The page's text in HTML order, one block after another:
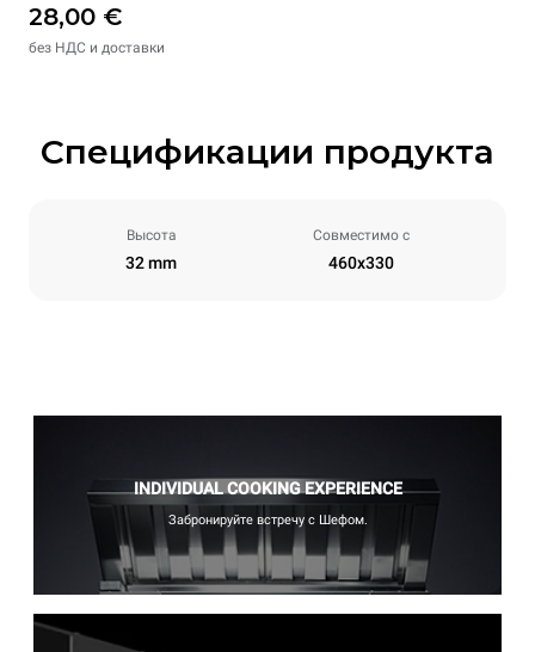
28,00 €
без НДС и доставки
Спецификации продукта
Высота
32 mm
Совместимо с
460x330
INDIVIDUAL COOKING EXPERIENCE
Забронируйте встречу с Шефом.